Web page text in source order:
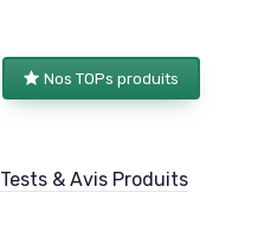
Nos TOPs produits
Tests & Avis Produits